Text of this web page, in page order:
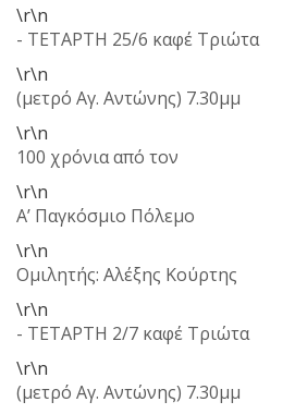
\r\n
- ΤΕΤΑΡΤΗ 25/6 καφέ Τριώτα
\r\n
(μετρό Αγ. Αντώνης) 7.30μμ
\r\n
100 χρόνια από τον
\r\n
Α’ Παγκόσμιο Πόλεμο
\r\n
Ομιλητής: Αλέξης Κούρτης
\r\n
- ΤΕΤΑΡΤΗ 2/7 καφέ Τριώτα
\r\n
(μετρό Αγ. Αντώνης) 7.30μμ